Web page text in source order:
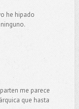
he hipado
me parece
que hasta